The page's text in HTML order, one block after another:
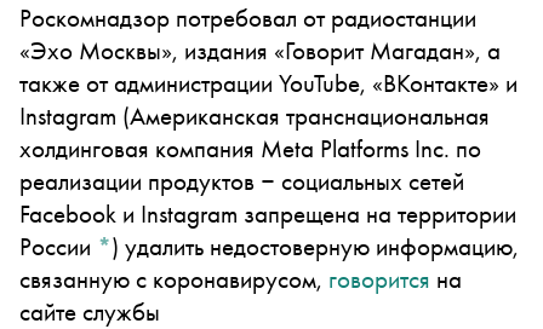
Роскомнадзор потребовал от радиостанции
«Эхо Москвы», издания «Говорит Магадан», а
также от администрации YouTube, «ВКонтакте» и
Instagram (Американская транснациональная
холдинговая компания Meta Platforms Inc. по
реализации продуктов ‒ социальных сетей
Facebook и Instagram запрещена на территории
России *) удалить недостоверную информацию,
связанную с коронавирусом, говорится на
сайте службы